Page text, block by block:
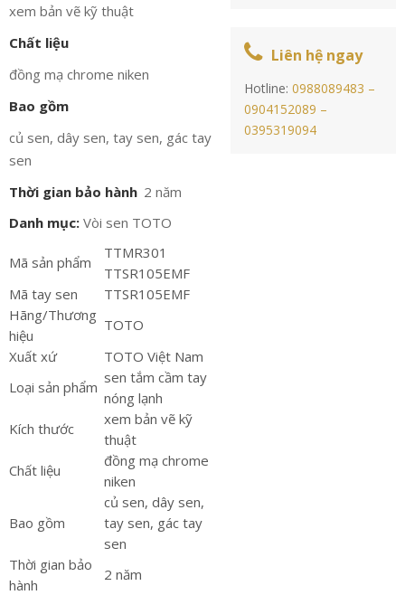
xem bản vẽ kỹ thuật
Chất liệu
đồng mạ chrome niken
Bao gồm
củ sen, dây sen, tay sen, gác tay
sen
Thời gian bảo hành 2 năm
Danh mục: Vòi sen TOTO
Mã sản phẩm
TTMR301
TTSR105EMF
Mã tay sen
TTSR105EMF
Hãng/Thương
hiệu
TOTO
Xuất xứ
TOTO Việt Nam
Loại sản phẩm
sen tắm cầm tay
nóng lạnh
Kích thước
xem bản vẽ kỹ
thuật
Chất liệu
đồng mạ chrome
niken
Bao gồm
củ sen, dây sen,
tay sen, gác tay
sen
Thời gian bảo
hành
2 năm
Liên hệ ngay
Hotline:0988089483 –
0904152089 –
0395319094